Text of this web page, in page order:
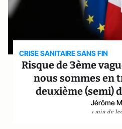
CRISE SANITAIRE SANS FIN
Risque de 3ème
nous sommes en
deuxième (semi)
Jérôme
1 min de